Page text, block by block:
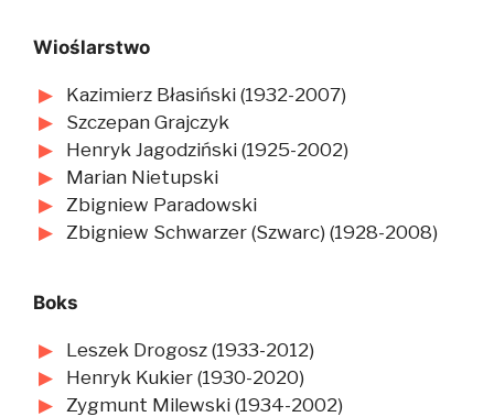
Wioślarstwo
Kazimierz Błasiński (1932-2007)
Szczepan Grajczyk
Henryk Jagodziński (1925-2002)
Marian Nietupski
Zbigniew Paradowski
Zbigniew Schwarzer (Szwarc) (1928-2008)
Boks
Leszek Drogosz (1933-2012)
Henryk Kukier (1930-2020)
Zygmunt Milewski (1934-2002)